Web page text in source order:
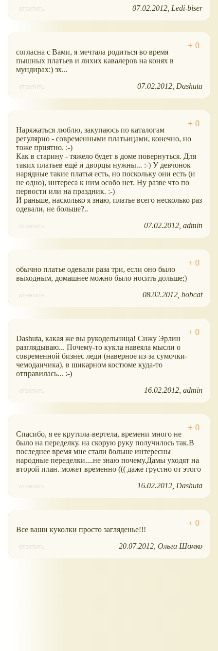
ответить 07.02.2012 Ledi-biser
согласна с Вами, я мечтала родиться во время
пышных платьев и лихих кавалеров на конях в
мундирах:) эх...
ответить 07.02.2012 Dashuta
Наряжаться люблю, закупаюсь по каталогам
регулярно - современными платьицами, конечно, но
тоже приятно. :-)
Как в старину - тяжело будет в доме повернуться. Для
таких платьев ещё и дворцы нужны... :-) У девчонок
нарядные такие платья есть, но поскольку они есть (и
не одно), интереса к ним особо нет. Ну разве что по
первости или на праздник. :-)
И раньше, насколько я знаю, платье всего несколько раз
одевали, не больше?..
ответить 07.02.2012 admin
обычно платье одевали раза три, если оно было
выходным, домашнее можно было носить дольше;)
ответить 08.02.2012 bobcat
Dashuta, какая же вы рукодельница! Сижу Эрлин
разглядываю... Почему-то кукла навеяла мысли о
современной бизнес леди (наверное из-за сумочки-
чемоданчика), в шикарном костюме куда-то
отправилась... :-)
ответить 16.02.2012 admin
Спасибо, я ее крутила-вертела, времени много не
было на переделку. на скорую руку получилось так.В
последнее время мне стали больше интересны
народные переделки....не знаю почему.Дамы уходят на
второй план. может временно ((( даже грустно от этого
ответить 16.02.2012 Dashuta
Все ваши куколки просто загляденье!!!
ответить 20.07.2012 Ольга Шомко